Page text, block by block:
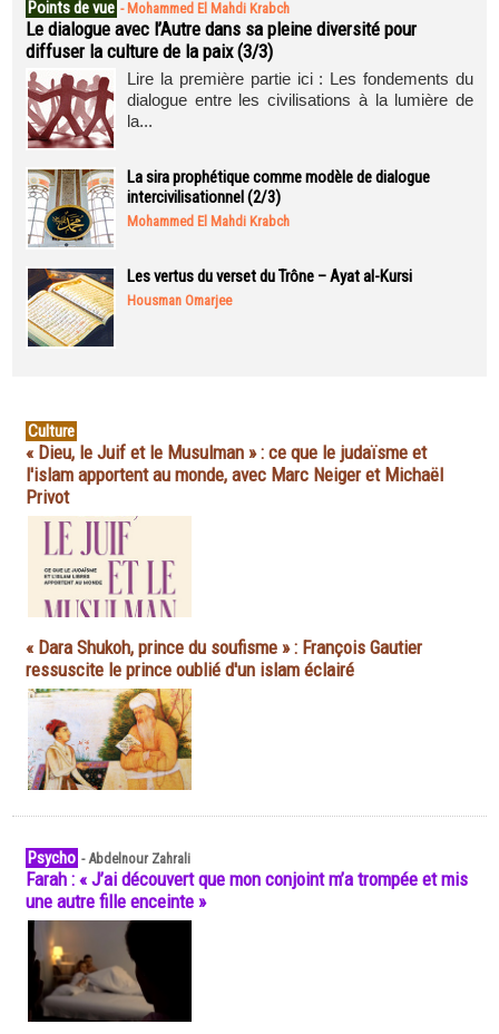
Points de vue - Mohammed El Mahdi Krabch
Le dialogue avec l’Autre dans sa pleine diversité pour
diffuser la culture de la paix (3/3)
Lire la première partie ici : Les fondements du
dialogue entre les civilisations à la lumière de
la...
La sira prophétique comme modèle de dialogue
intercivilisationnel (2/3)
Mohammed El Mahdi Krabch
Les vertus du verset du Trône – Ayat al-Kursi
Housman Omarjee
Culture
« Dieu, le Juif et le Musulman » : ce que le judaïsme et
l'islam apportent au monde, avec Marc Neiger et Michaël
Privot
« Dara Shukoh, prince du soufisme » : François Gautier
ressuscite le prince oublié d'un islam éclairé
Psycho -Abdelnour Zahrali
Farah : « J’ai découvert que mon conjoint m’a trompée et mis
une autre fille enceinte »